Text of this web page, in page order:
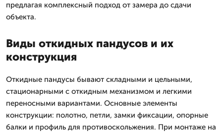
предлагая комплексный подход от замера до сдачи
объекта.
Виды откидных пандусов и их
конструкция
Откидные пандусы бывают складными и цельными,
стационарными с откидным механизмом и легкими
переносными вариантами. Основные элементы
конструкции: полотно, петли, замки фиксации, опорные
балки и профиль для противоскольжения. При монтаже на